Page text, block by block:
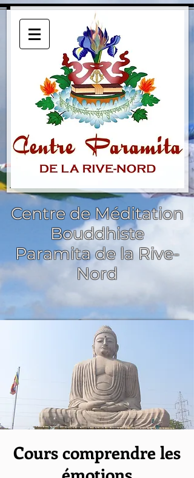
Centre de Méditation
Bouddhiste
Paramita de la Rive-
Nord
Cours comprendre les